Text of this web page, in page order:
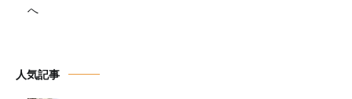
へ
人気記事